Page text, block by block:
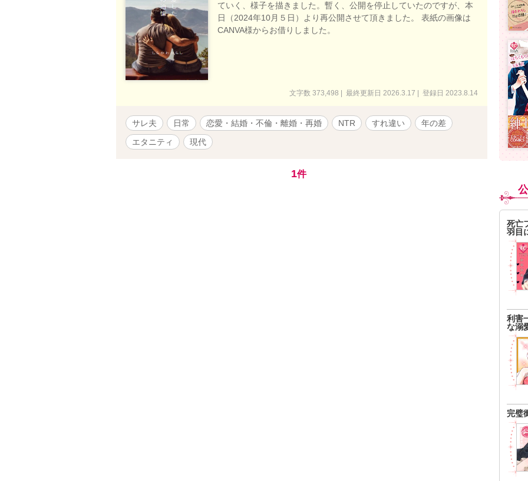
ていく、様子を描きました。暫く、公開を停止していたのですが、本
日（2024年10月５日）より再公開させて頂きました。 表紙の画像は
CANVA様からお借りしました。
文字数 373,498 | 最終更新日 2026.3.17 | 登録日 2023.8.14
サレ夫 日常 恋愛・結婚・不倫・離婚・再婚 NTR すれ違い
年の差
エタニティ
現代
1件
死亡
羽目
利害
な溺
完璧